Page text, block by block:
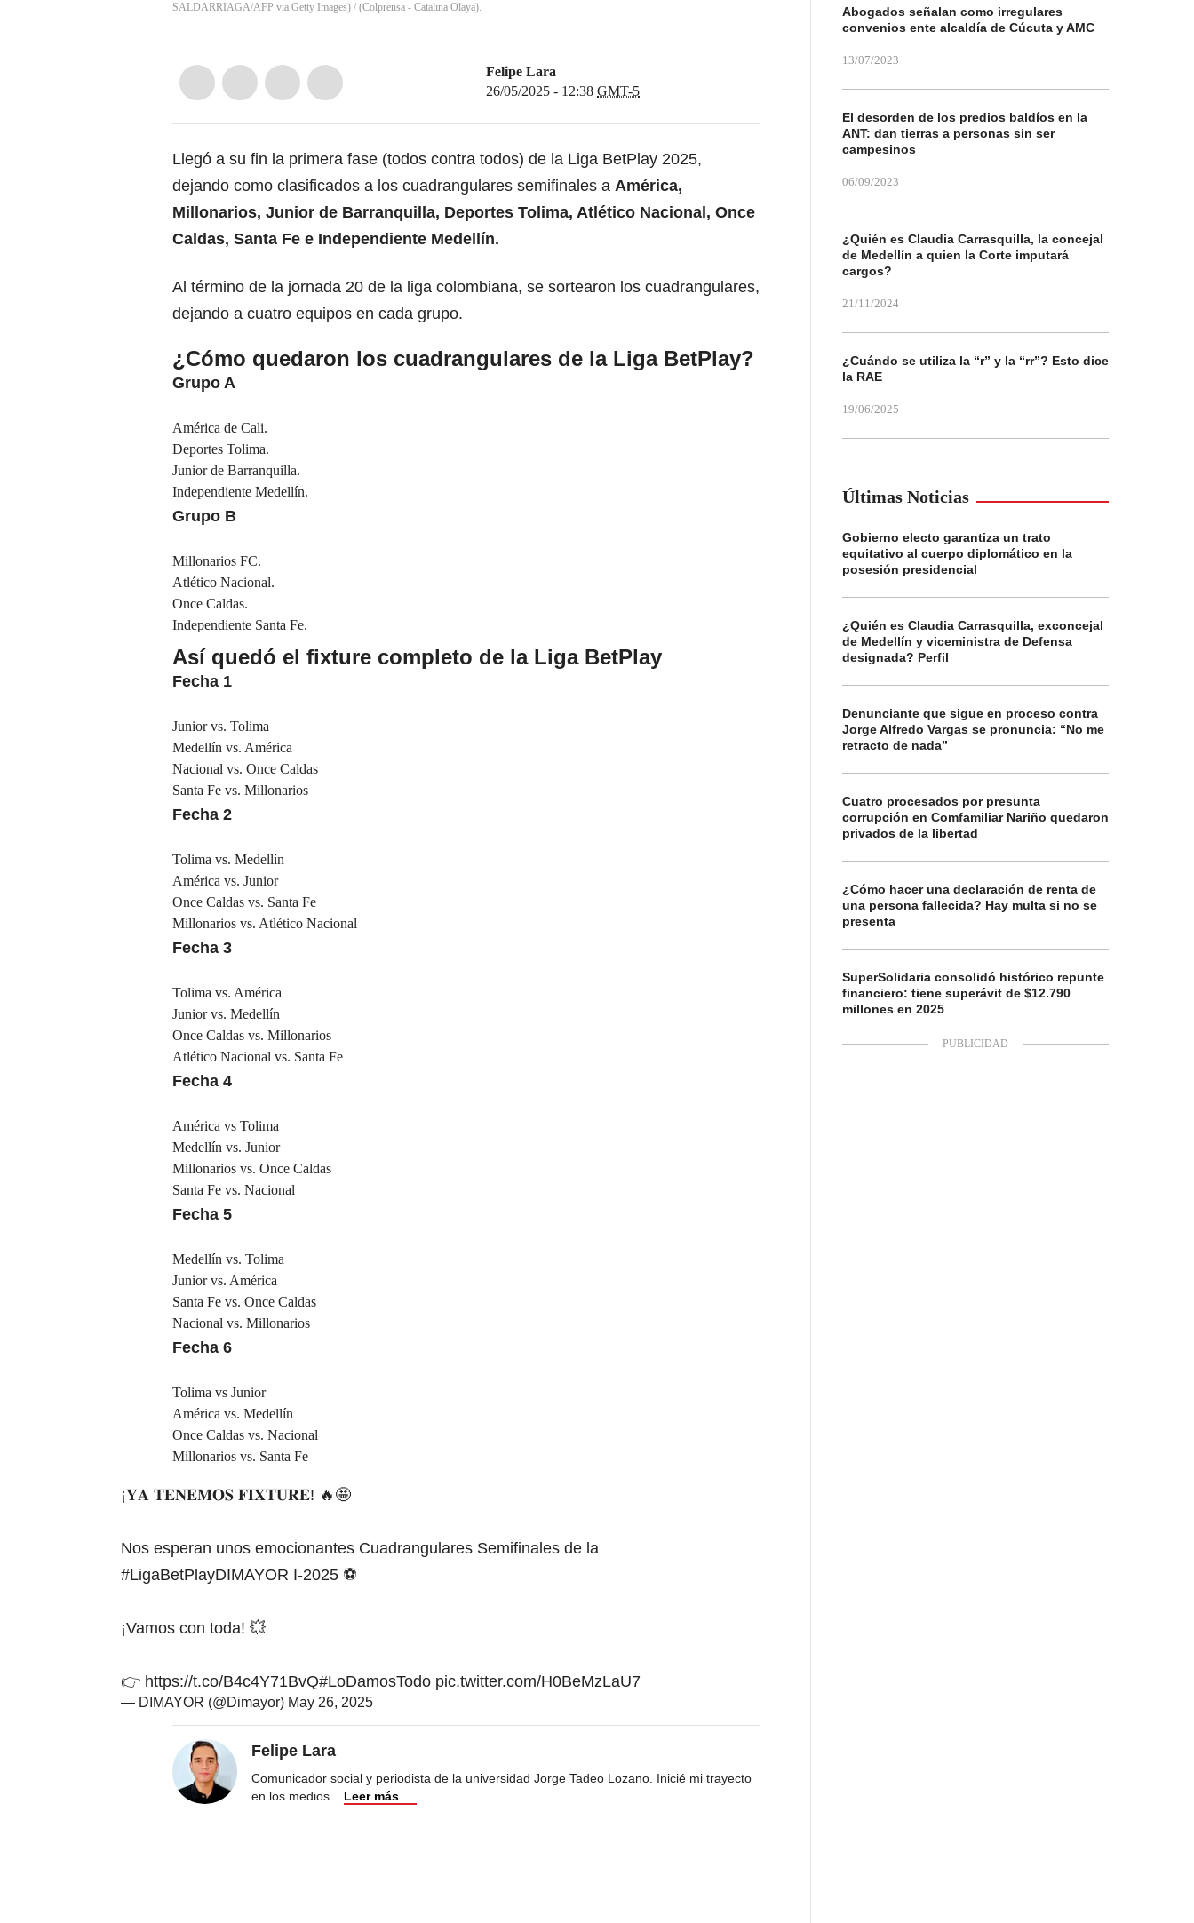
SALDARRIAGA/AFP via Getty Images) / (Colprensa - Catalina Olaya).
Felipe Lara
26/05/2025 - 12:38 GMT-5
Llegó a su fin la primera fase (todos contra todos) de la Liga BetPlay 2025,
dejando como clasificados a los cuadrangulares semifinales a América,
Millonarios, Junior de Barranquilla, Deportes Tolima, Atlético Nacional, Once
Caldas, Santa Fe e Independiente Medellín.
Al término de la jornada 20 de la liga colombiana, se sortearon los cuadrangulares,
dejando a cuatro equipos en cada grupo.
¿Cómo quedaron los cuadrangulares de la Liga BetPlay?
Grupo A
América de Cali.
Deportes Tolima.
Junior de Barranquilla.
Independiente Medellín.
Grupo B
Millonarios FC.
Atlético Nacional.
Once Caldas.
Independiente Santa Fe.
Así quedó el fixture completo de la Liga BetPlay
Fecha 1
Junior vs. Tolima
Medellín vs. América
Nacional vs. Once Caldas
Santa Fe vs. Millonarios
Fecha 2
Tolima vs. Medellín
América vs. Junior
Once Caldas vs. Santa Fe
Millonarios vs. Atlético Nacional
Fecha 3
Tolima vs. América
Junior vs. Medellín
Once Caldas vs. Millonarios
Atlético Nacional vs. Santa Fe
Fecha 4
América vs Tolima
Medellín vs. Junior
Millonarios vs. Once Caldas
Santa Fe vs. Nacional
Fecha 5
Medellín vs. Tolima
Junior vs. América
Santa Fe vs. Once Caldas
Nacional vs. Millonarios
Fecha 6
Tolima vs Junior
América vs. Medellín
Once Caldas vs. Nacional
Millonarios vs. Santa Fe
¡𝐘𝐀 𝐓𝐄𝐍𝐄𝐌𝐎𝐒 𝐅𝐈𝐗𝐓𝐔𝐑𝐄! 🔥🤩
Nos esperan unos emocionantes Cuadrangulares Semifinales de la
#LigaBetPlayDIMAYOR I-2025 ⚽
¡Vamos con toda! 💥
👉 https://t.co/B4c4Y71BvQ#LoDamosTodo pic.twitter.com/H0BeMzLaU7
— DIMAYOR (@Dimayor) May 26, 2025
Felipe Lara
Comunicador social y periodista de la universidad Jorge Tadeo Lozano. Inicié mi trayecto
en los medios... Leer más
Abogados señalan como irregulares
convenios ente alcaldía de Cúcuta y AMC
13/07/2023
El desorden de los predios baldíos en la
ANT: dan tierras a personas sin ser
campesinos
06/09/2023
¿Quién es Claudia Carrasquilla, la concejal
de Medellín a quien la Corte imputará
cargos?
21/11/2024
¿Cuándo se utiliza la “r” y la “rr”? Esto dice
la RAE
19/06/2025
Últimas Noticias
Gobierno electo garantiza un trato
equitativo al cuerpo diplomático en la
posesión presidencial
¿Quién es Claudia Carrasquilla, exconcejal
de Medellín y viceministra de Defensa
designada? Perfil
Denunciante que sigue en proceso contra
Jorge Alfredo Vargas se pronuncia: “No me
retracto de nada”
Cuatro procesados por presunta
corrupción en Comfamiliar Nariño quedaron
privados de la libertad
¿Cómo hacer una declaración de renta de
una persona fallecida? Hay multa si no se
presenta
SuperSolidaria consolidó histórico repunte
financiero: tiene superávit de $12.790
millones en 2025